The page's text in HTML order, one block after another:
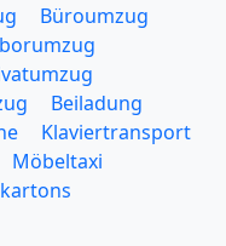
Büroumzug
Beiladung
Klaviertransport
Möbeltaxi